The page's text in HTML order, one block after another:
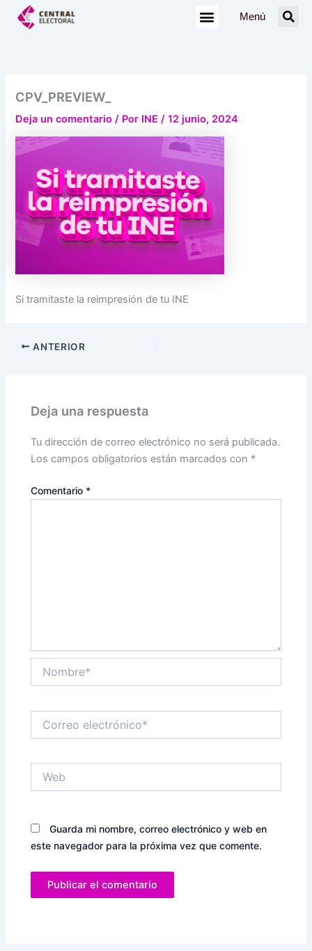
Menú
CPV_PREVIEW_
Deja un comentario / Por INE/12 junio, 2024
Si tramitaste la reimpresión de tu INE
ANTERIOR
Deja una respuesta
Tu dirección de correo electrónico no será publicada.
Los campos obligatorios están marcados con *
Comentario *
electrónico*
Guarda mi nombre, correo electrónico y web en
este navegador para la próxima vez que comente.